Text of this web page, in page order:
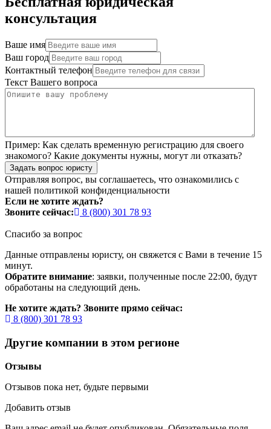
консультация
Ваше имя
Ваш город
Контактный телефон
Текст Вашего вопроса
Пример: Как сделать временную регистрацию для своего
знакомого? Какие документы нужны, могут ли отказать?
Задать вопрос юристу
Отправляя вопрос, вы соглашаетесь, что ознакомились с
нашей политикой конфиденциальности
Если не хотите ждать?
Звоните сейчас:
8 (800) 301 78 93
Спасибо за вопрос
Данные отправлены юристу, он свяжется с Вами в течение 15
минут.
Обратите внимание: заявки, полученные после 22:00, будут
обработаны на следующий день.
Не хотите ждать? Звоните прямо сейчас:
8 (800) 301 78 93
Другие компании в этом регионе
Отзывы
Отзывов пока нет, будьте первыми
Добавить отзыв